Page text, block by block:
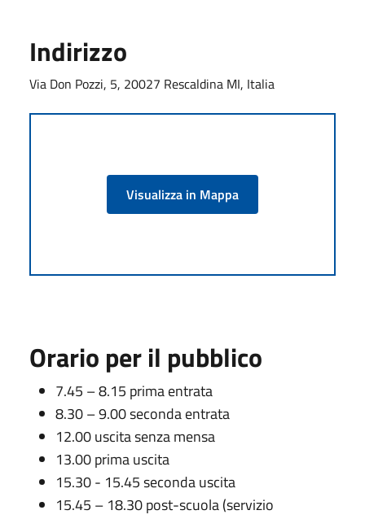
Indirizzo
Via Don Pozzi, 5, 20027 Rescaldina MI, Italia
Visualizza in Mappa
Orario per il pubblico
7.45 – 8.15 prima entrata
8.30 – 9.00 seconda entrata
12.00 uscita senza mensa
13.00 prima uscita
15.30 - 15.45 seconda uscita
15.45 – 18.30 post-scuola (servizio